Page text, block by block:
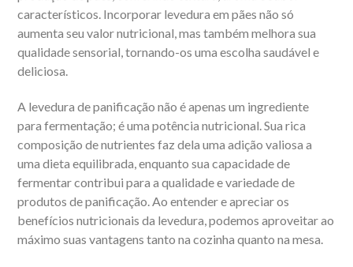
característicos. Incorporar levedura em pães não só
aumenta seu valor nutricional, mas também melhora sua
qualidade sensorial, tornando-os uma escolha saudável e
deliciosa.
A levedura de panificação não é apenas um ingrediente
para fermentação; é uma potência nutricional. Sua rica
composição de nutrientes faz dela uma adição valiosa a
uma dieta equilibrada, enquanto sua capacidade de
fermentar contribui para a qualidade e variedade de
produtos de panificação. Ao entender e apreciar os
benefícios nutricionais da levedura, podemos aproveitar ao
máximo suas vantagens tanto na cozinha quanto na mesa.